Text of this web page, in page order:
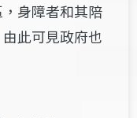
身障者和其陪
此可見政府也